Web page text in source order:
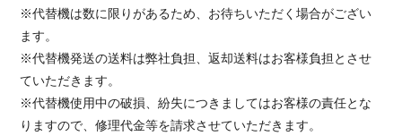
※代替機は数に限りがあるため、お待ちいただく場合がござい
ます。
※代替機発送の送料は弊社負担、返却送料はお客様負担とさせ
ていただきます。
※代替機使用中の破損、紛失につきましてはお客様の責任とな
りますので、修理代金等を請求させていただきます。